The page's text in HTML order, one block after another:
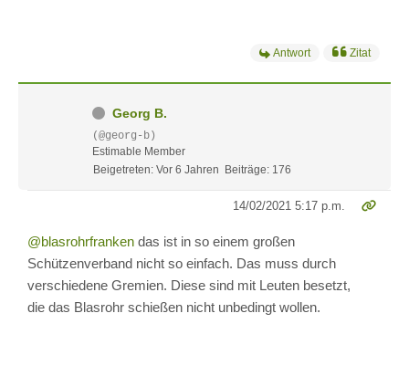
Antwort Zitat
Georg B.
(@georg-b)
Estimable Member
Beigetreten: Vor 6 Jahren
Beiträge: 176
14/02/2021 5:17 p.m.
@blasrohrfranken das ist in so einem großen
Schützenverband nicht so einfach. Das muss durch
verschiedene Gremien. Diese sind mit Leuten besetzt,
die das Blasrohr schießen nicht unbedingt wollen.